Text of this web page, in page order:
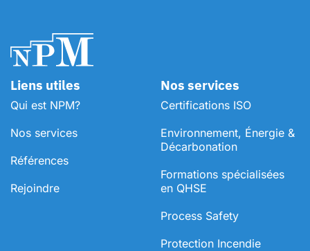
Liens utiles
Qui est NPM?
Nos services
Références
Rejoindre
Nos services
Certifications ISO
Environnement, Énergie &
Décarbonation
⁠Formations spécialisées
en QHSE
Process Safety
Protection Incendie